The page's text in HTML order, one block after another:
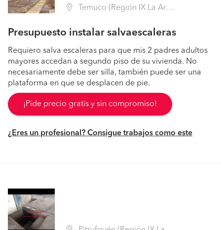
Temuco (Región IX La Araucanía - Cautín)
Presupuesto instalar salvaescaleras
Requiero salva escaleras para que mis 2 padres adultos
mayores accedan a segundo piso de su vivienda. No
necesariamente debe ser silla, también puede ser una
plataforma en que se desplacen de pie.
¡Pide precio gratis y sin compromiso!
¿Eres un profesional? Consigue trabajos como este